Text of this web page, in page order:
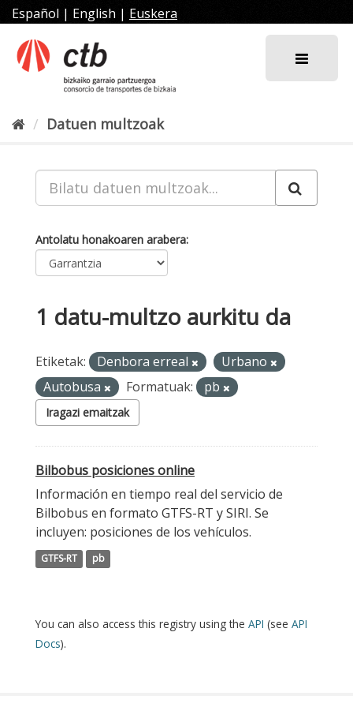
Joan
edukira
Español | English | Euskera
Datuen multzoak
Antolatu honakoaren arabera
1 datu-multzo aurkitu da
Etiketak: Denbora erreal
Urbano
Autobusa
Formatuak: pb
Iragazi emaitzak
Bilbobus posiciones online
Información en tiempo real del servicio de
Bilbobus en formato GTFS-RT y SIRI. Se
incluyen: posiciones de los vehículos.
GTFS-RT pb
You can also access this registry using the API (see API
Docs).